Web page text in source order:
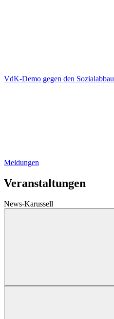
VdK-Demo gegen den Sozialabbau
Meldungen
Veranstaltungen
News-Karussell